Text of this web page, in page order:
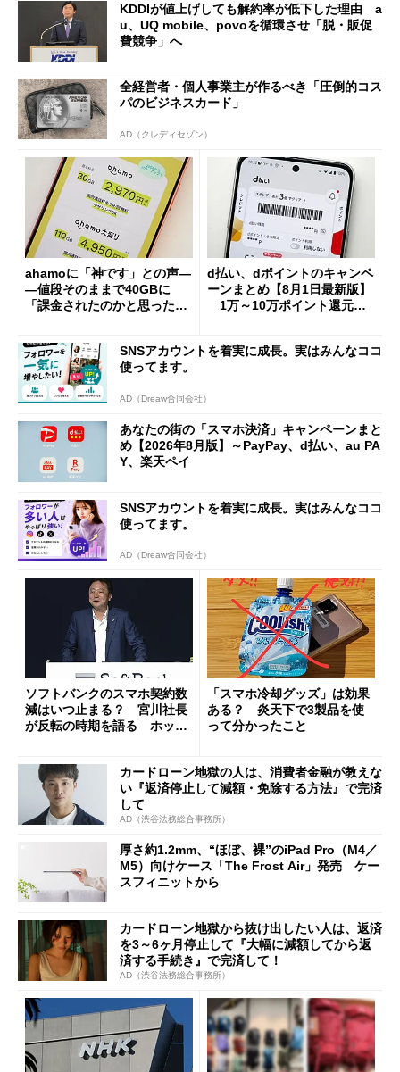
KDDIが値上げしても解約率が低下した理由 a
u、UQ mobile、povoを循環させ「脱・販促
費競争」へ
全経営者・個人事業主が作るべき「圧倒的コス
パのビジネスカード」
AD（クレディセゾン）
ahamoに「神です」との声―
―値段そのままで40GBに
「課金されたのかと思った」
d払い、dポイントのキャンペ
ーンまとめ【8月1日最新版】
1万～10万ポイント還元の
SNSアカウントを着実に成長。実はみんなココ
使ってます。
AD（Dreaw合同会社）
あなたの街の「スマホ決済」キャンペーンまと
め【2026年8月版】～PayPay、d払い、au PA
Y、楽天ペイ
SNSアカウントを着実に成長。実はみんなココ
使ってます。
AD（Dreaw合同会社）
ソフトバンクのスマホ契約数
減はいつ止まる？ 宮川社長
が反転の時期を語る ホッピ
「スマホ冷却グッズ」は効果
ある？ 炎天下で3製品を使
って分かったこと
カードローン地獄の人は、消費者金融が教えな
い『返済停止して減額・免除する方法』で完済
して
AD（渋谷法務総合事務所）
厚さ約1.2mm、“ほぼ、裸”のiPad Pro（M4／
M5）向けケース「The Frost Air」発売 ケー
スフィニットから
カードローン地獄から抜け出したい人は、返済
を3～6ヶ月停止して『大幅に減額してから返
済する手続き』で完済して！
AD（渋谷法務総合事務所）